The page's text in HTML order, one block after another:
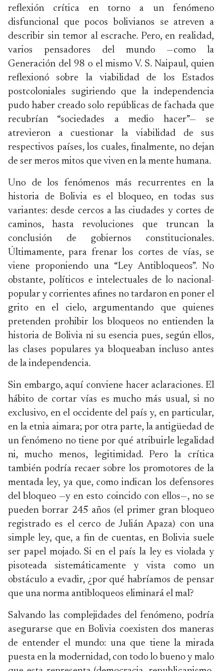
reflexión crítica en torno a un fenómeno
disfuncional que pocos bolivianos se atreven a
describir sin temor al escrache. Pero, en realidad,
varios pensadores del mundo —como la
Generación del 98 o el mismo V. S. Naipaul, quien
reflexionó sobre la viabilidad de los Estados
postcoloniales sugiriendo que la independencia
pudo haber creado solo repúblicas de fachada que
recubrían “sociedades a medio hacer”— se
atrevieron a cuestionar la viabilidad de sus
respectivos países, los cuales, finalmente, no dejan
de ser meros mitos que viven en la mente humana.
Uno de los fenómenos más recurrentes en la
historia de Bolivia es el bloqueo, en todas sus
variantes: desde cercos a las ciudades y cortes de
caminos, hasta revoluciones que truncan la
conclusión de gobiernos constitucionales.
Últimamente, para frenar los cortes de vías, se
viene proponiendo una “Ley Antibloqueos”. No
obstante, políticos e intelectuales de lo nacional-
popular y corrientes afines no tardaron en poner el
grito en el cielo, argumentando que quienes
pretenden prohibir los bloqueos no entienden la
historia de Bolivia ni su esencia pues, según ellos,
las clases populares ya bloqueaban incluso antes
de la independencia.
Sin embargo, aquí conviene hacer aclaraciones. El
hábito de cortar vías es mucho más usual, si no
exclusivo, en el occidente del país y, en particular,
en la etnia aimara; por otra parte, la antigüedad de
un fenómeno no tiene por qué atribuirle legalidad
ni, mucho menos, legitimidad. Pero la crítica
también podría recaer sobre los promotores de la
mentada ley, ya que, como indican los defensores
del bloqueo —y en esto coincido con ellos—, no se
pueden borrar 245 años (el primer gran bloqueo
registrado es el cerco de Julián Apaza) con una
simple ley, que, a fin de cuentas, en Bolivia suele
ser papel mojado. Si en el país la ley es violada y
pisoteada sistemáticamente y vista como un
obstáculo a evadir, ¿por qué habríamos de pensar
que una norma antibloqueos eliminará el mal?
Salvando las complejidades del fenómeno, podría
asegurarse que en Bolivia coexisten dos maneras
de entender el mundo: una que tiene la mirada
puesta en la modernidad, con todo lo bueno y malo